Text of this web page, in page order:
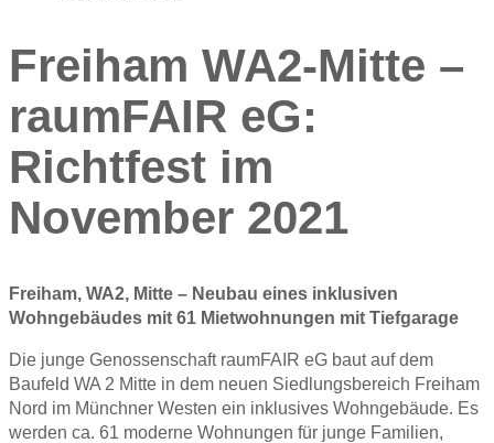
Freiham WA2-Mitte –
raumFAIR eG:
Richtfest im
November 2021
Freiham, WA2, Mitte – Neubau eines inklusiven
Wohngebäudes mit 61 Mietwohnungen mit Tiefgarage
Die junge Genossenschaft raumFAIR eG baut auf dem
Baufeld WA 2 Mitte in dem neuen Siedlungsbereich Freiham
Nord im Münchner Westen ein inklusives Wohngebäude. Es
werden ca. 61 moderne Wohnungen für junge Familien,